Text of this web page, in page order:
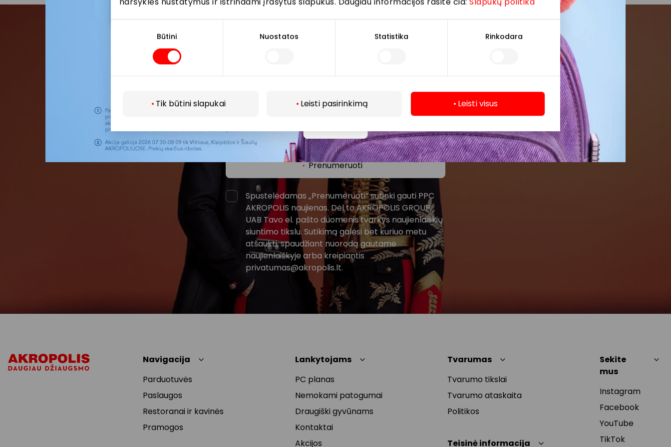
Būtini Nuostatos Statistika Rinkodara
Tik būtini slapukai Leisti pasirinkimą Leisti visus
Prisijunkite prie mūsų bendruomenės
Pirmieji sužinokite apie geriausius pasiūlymus, renginius ir naujausią informaciją iš
Prenumeruoti
Spustelėdamas „Prenumeruoti“ sutinki gauti PPC
AKROPOLIS naujienas. Dėl to AKROPOLIS GROUP,
UAB Tavo el. pašto duomenis tvarkys naujienlaiškių
siuntimo tikslu. Sutikimą galėsi bet kuriuo metu
atšaukti, spaudžiant nuorodą gautame
naujienlaiškyje arba kreipiantis
privatumas@akropolis.lt.
Navigacija
Parduotuvės
Paslaugos
Restoranai ir kavinės
Pramogos
Lankytojams
PC planas
Nemokami patogumai
Draugiški gyvūnams
Kontaktai
Akcijos
Tvarumas
Tvarumo tikslai
Tvarumo ataskaita
Politikos
Teisinė informacija
Sekite
mus
Instagram
Facebook
YouTube
TikTok